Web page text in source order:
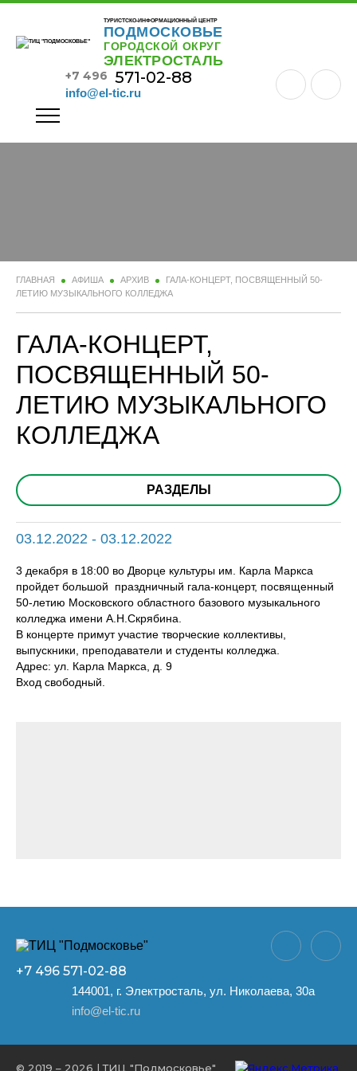
ТУРИСТСКО-ИНФОРМАЦИОННЫЙ ЦЕНТР
ПОДМОСКОВЬЕ
ГОРОДСКОЙ ОКРУГ
ЭЛЕКТРОСТАЛЬ
+7 496 571-02-88
info@el-tic.ru
ГЛАВНАЯ АФИША АРХИВ
ГАЛА-КОНЦЕРТ, ПОСВЯЩЕННЫЙ 50-
ЛЕТИЮ МУЗЫКАЛЬНОГО КОЛЛЕДЖА
ГАЛА-КОНЦЕРТ,
ПОСВЯЩЕННЫЙ 50-
ЛЕТИЮ МУЗЫКАЛЬНОГО
КОЛЛЕДЖА
РАЗДЕЛЫ
03.12.2022 - 03.12.2022
3 декабря в 18:00 во Дворце культуры им. Карла Маркса
пройдет большой праздничный гала-концерт, посвященный
50-летию Московского областного базового музыкального
колледжа имени А.Н.Скрябина.
В концерте примут участие творческие коллективы,
выпускники, преподаватели и студенты колледжа.
Адрес: ул. Карла Маркса, д. 9
Вход свободный.
+7 496 571-02-88
144001, г. Электросталь, ул. Николаева, 30а
info@el-tic.ru
© 2019 – 2026 | ТИЦ "Подмосковье"